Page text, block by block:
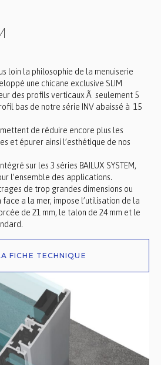
loin la philosophie de la menuiserie
une chicane exclusive SLIM
des profils verticaux Ã seulement 5
bas de notre série INV abaissé à 15
de réduire encore plus les
et épurer ainsi l’esthétique de nos
sur les 3 séries BAILUX SYSTEM,
l’ensemble des applications.
de trop grandes dimensions ou
face a la mer, impose l’utilisation de la
de 21 mm, le talon de 24 mm et le
FICHE TECHNIQUE